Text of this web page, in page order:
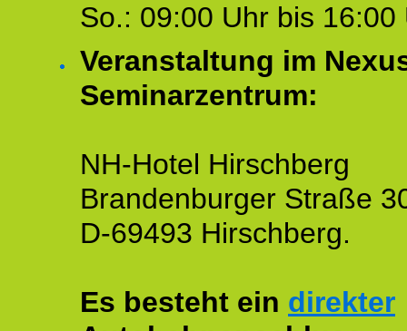
So.: 09:00 Uhr bis 16:00
Veranstaltung im
Seminarzentrum:
NH-Hotel Hirschberg
Brandenburger Straße
D-69493 Hirschberg.
Es besteht ein direkter